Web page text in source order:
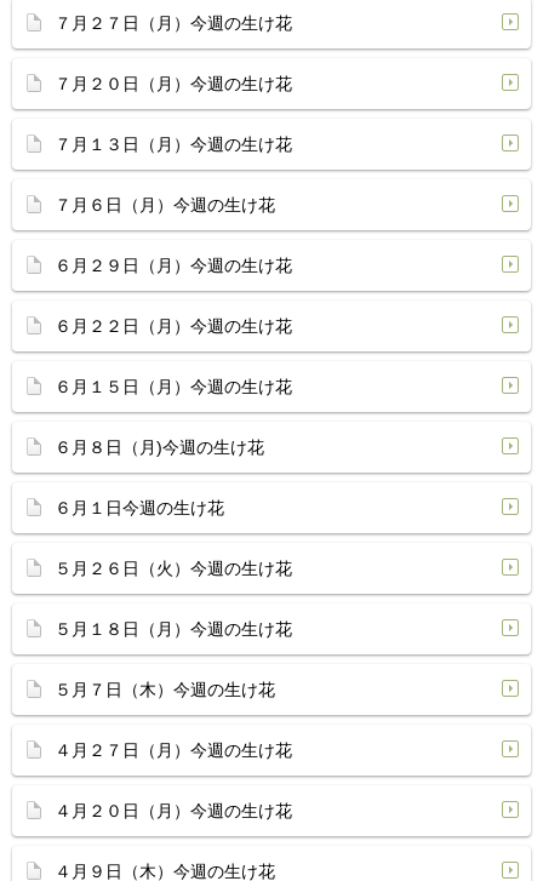
７月２７日（月）今週の生け花
７月２０日（月）今週の生け花
７月１３日（月）今週の生け花
７月６日（月）今週の生け花
６月２９日（月）今週の生け花
６月２２日（月）今週の生け花
６月１５日（月）今週の生け花
６月８日（月)今週の生け花
６月１日今週の生け花
５月２６日（火）今週の生け花
５月１８日（月）今週の生け花
５月７日（木）今週の生け花
４月２７日（月）今週の生け花
４月２０日（月）今週の生け花
４月９日（木）今週の生け花